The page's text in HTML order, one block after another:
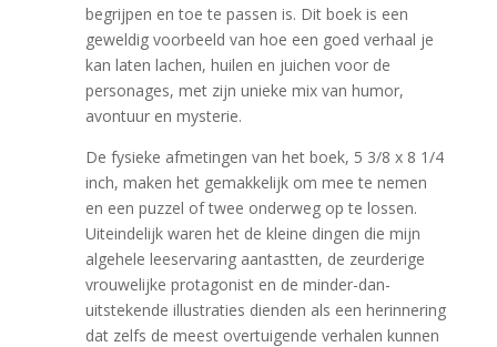
begrijpen en toe te passen is. Dit boek is een
geweldig voorbeeld van hoe een goed verhaal je
kan laten lachen, huilen en juichen voor de
personages, met zijn unieke mix van humor,
avontuur en mysterie.
De fysieke afmetingen van het boek, 5 3/8 x 8 1/4
inch, maken het gemakkelijk om mee te nemen
en een puzzel of twee onderweg op te lossen.
Uiteindelijk waren het de kleine dingen die mijn
algehele leeservaring aantastten, de zeurderige
vrouwelijke protagonist en de minder-dan-
uitstekende illustraties dienden als een herinnering
dat zelfs de meest overtuigende verhalen kunnen